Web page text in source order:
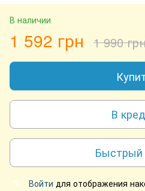
В наличии
1 592 грн 1 990
В
Быстрый
% Войти для отображения